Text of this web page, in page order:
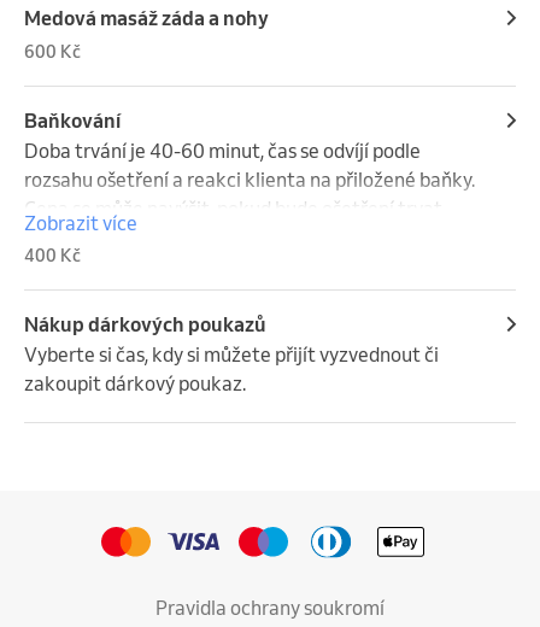
Medová masáž záda a nohy
600 Kč
Baňkování
Doba trvání je 40-60 minut, čas se odvíjí podle
rozsahu ošetření a reakci klienta na přiložené baňky.
Cena se může navýšit, pokud bude ošetření trvat
déle.
Zobrazit více
400 Kč
Nákup dárkových poukazů
Vyberte si čas, kdy si můžete přijít vyzvednout či
zakoupit dárkový poukaz.
Pravidla ochrany soukromí